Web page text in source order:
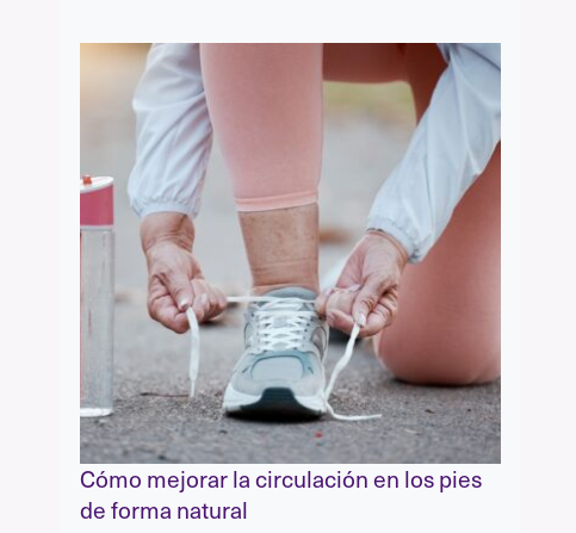
Cómo mejorar la circulación en los pies
de forma natural